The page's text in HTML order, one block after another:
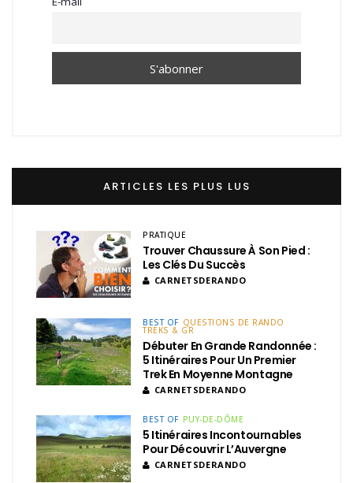
ARTICLES LES PLUS LUS
PRATIQUE
Trouver Chaussure À Son Pied :
Les Clés Du Succès
CARNETSDERANDO
BEST OF QUESTIONS DE RANDO
TREKS & GR
Débuter En Grande Randonnée :
5 Itinéraires Pour Un Premier
Trek En Moyenne Montagne
CARNETSDERANDO
BEST OF PUY-DE-DÔME
5 Itinéraires Incontournables
Pour Découvrir L’Auvergne
CARNETSDERANDO